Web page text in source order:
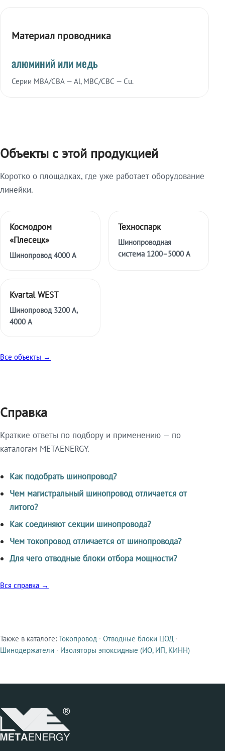
Материал проводника
алюминий или медь
Серии МВА/СВА — Al, МВС/СВС — Cu.
Объекты с этой продукцией
Коротко о площадках, где уже работает оборудование
линейки.
Космодром
«Плесецк»
Шинопровод 4000 А
Техноспарк
Шинопроводная
система 1200–5000 А
Kvartal WEST
Шинопровод 3200 А,
4000 А
Все объекты →
Справка
Краткие ответы по подбору и применению — по
каталогам METAENERGY.
Как подобрать шинопровод?
Чем магистральный шинопровод отличается от
литого?
Как соединяют секции шинопровода?
Чем токопровод отличается от шинопровода?
Для чего отводные блоки отбора мощности?
Вся справка →
Смежные продукты
Также в каталоге: Токопровод · Отводные блоки ЦОД ·
Шинодержатели · Изоляторы эпоксидные (ИО, ИП, КИНН)